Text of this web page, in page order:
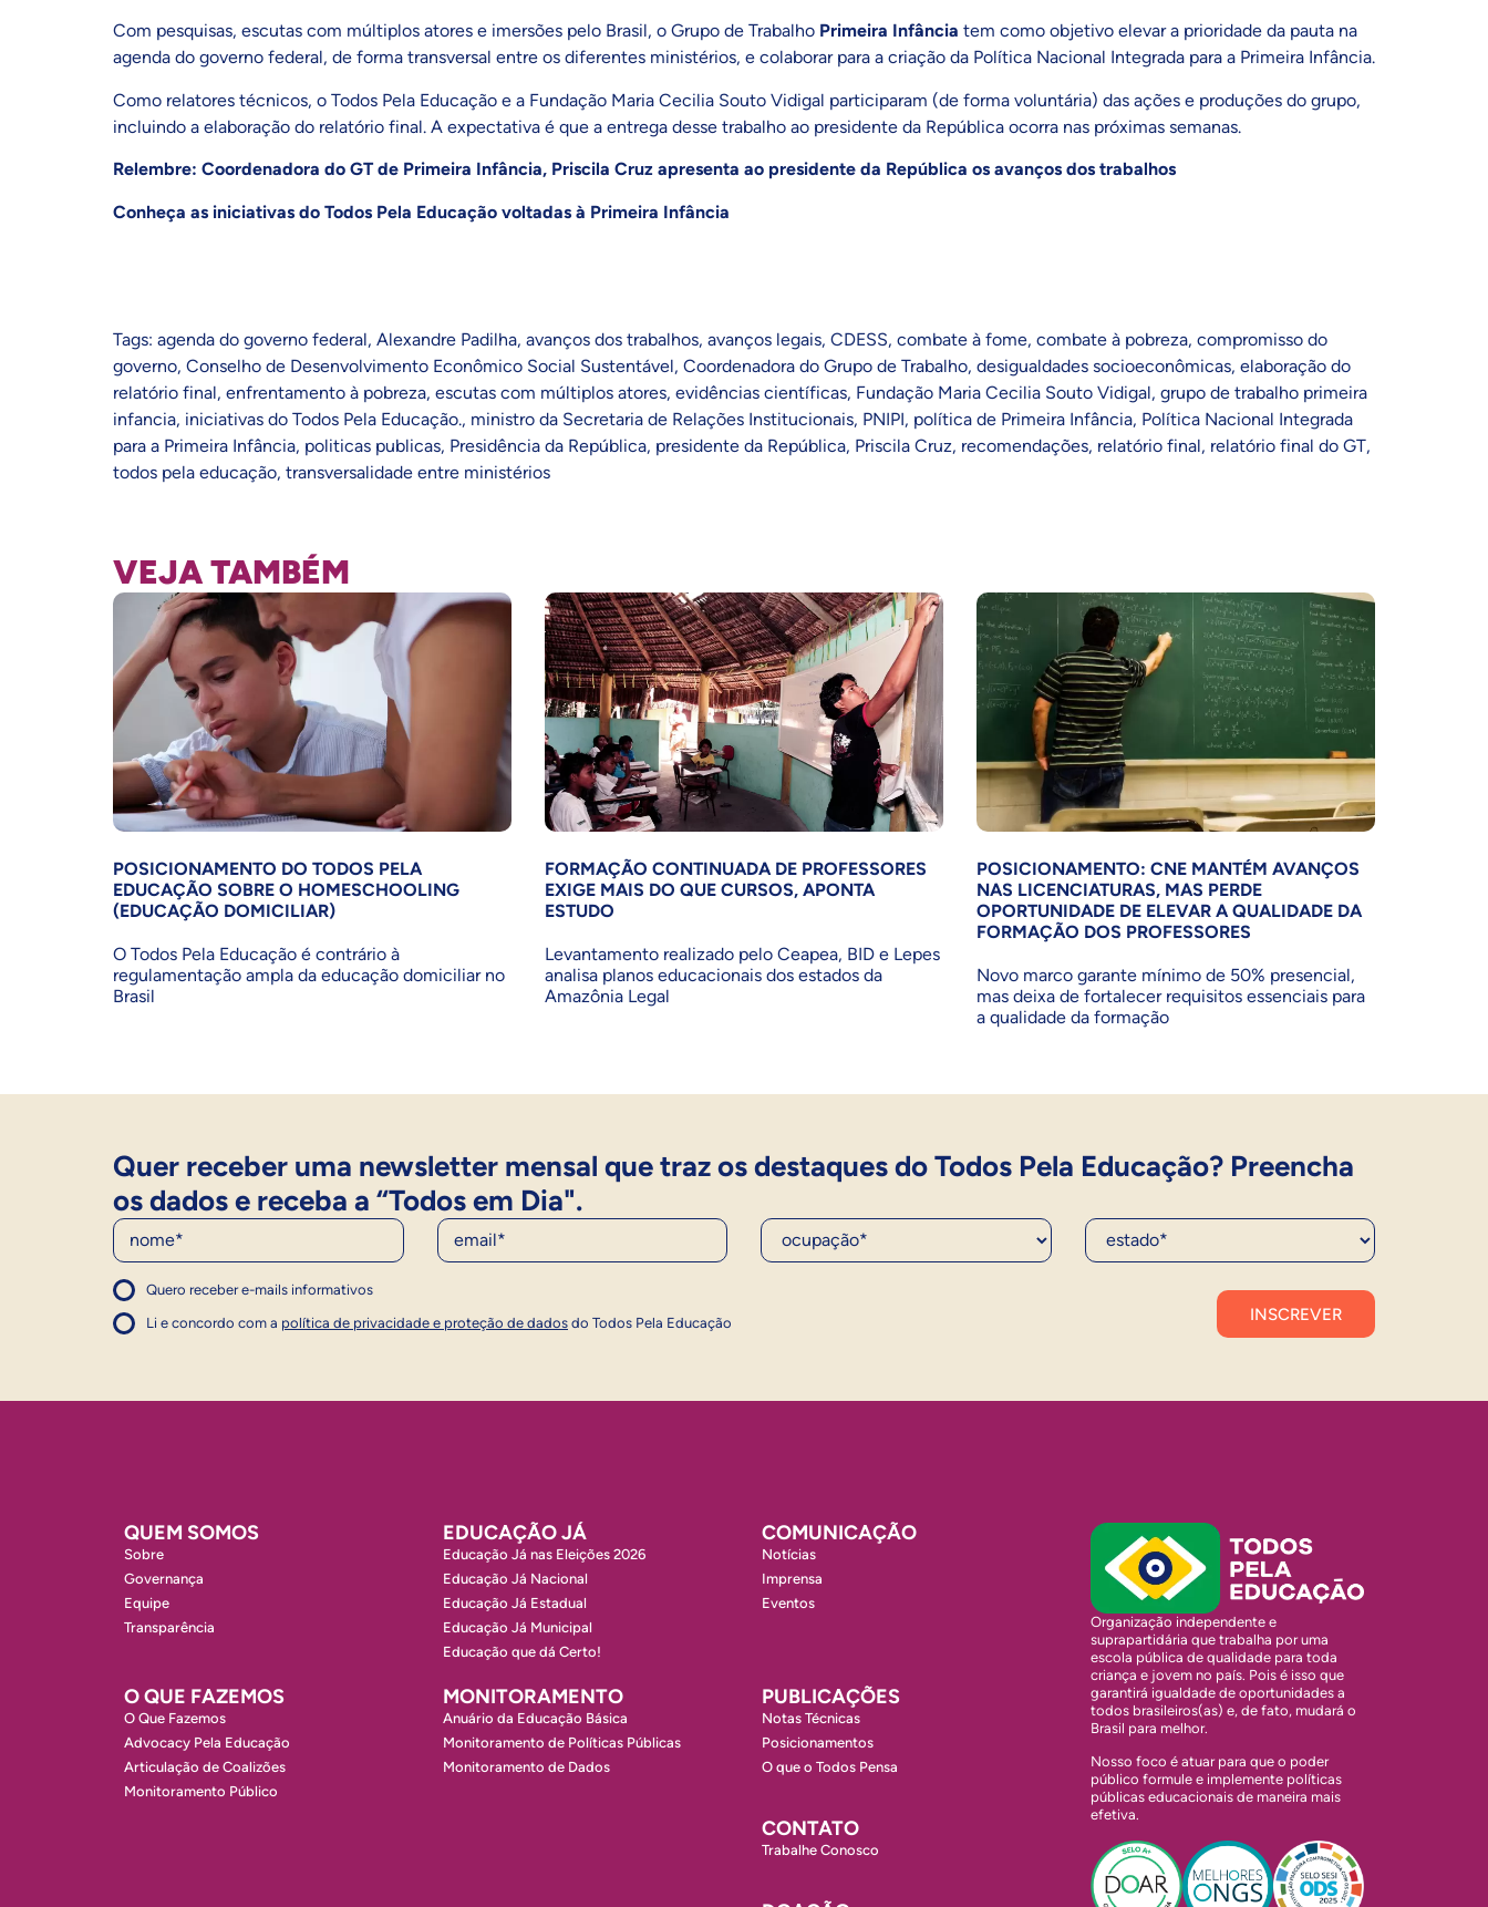
Com pesquisas, escutas com múltiplos atores e imersões pelo Brasil, o Grupo de Trabalho Primeira Infância tem como objetivo elevar a prioridade da pauta na
agenda do governo federal, de forma transversal entre os diferentes ministérios, e colaborar para a criação da Política Nacional Integrada para a Primeira Infância.
Como relatores técnicos, o Todos Pela Educação e a Fundação Maria Cecilia Souto Vidigal participaram (de forma voluntária) das ações e produções do grupo,
incluindo a elaboração do relatório final. A expectativa é que a entrega desse trabalho ao presidente da República ocorra nas próximas semanas.
Relembre: Coordenadora do GT de Primeira Infância, Priscila Cruz apresenta ao presidente da República os avanços dos trabalhos
Conheça as iniciativas do Todos Pela Educação voltadas à Primeira Infância
Tags: agenda do governo federal, Alexandre Padilha, avanços dos trabalhos, avanços legais, CDESS, combate à fome, combate à pobreza, compromisso do
governo, Conselho de Desenvolvimento Econômico Social Sustentável, Coordenadora do Grupo de Trabalho, desigualdades socioeconômicas, elaboração do
relatório final, enfrentamento à pobreza, escutas com múltiplos atores, evidências científicas, Fundação Maria Cecilia Souto Vidigal, grupo de trabalho primeira
infancia, iniciativas do Todos Pela Educação., ministro da Secretaria de Relações Institucionais, PNIPI, política de Primeira Infância, Política Nacional Integrada
para a Primeira Infância, politicas publicas, Presidência da República, presidente da República, Priscila Cruz, recomendações, relatório final, relatório final do GT,
todos pela educação, transversalidade entre ministérios
VEJA TAMBÉM
POSICIONAMENTO DO TODOS PELA
EDUCAÇÃO SOBRE O HOMESCHOOLING
(EDUCAÇÃO DOMICILIAR)
O Todos Pela Educação é contrário à
regulamentação ampla da educação domiciliar no
Brasil
FORMAÇÃO CONTINUADA DE PROFESSORES
EXIGE MAIS DO QUE CURSOS, APONTA
ESTUDO
Levantamento realizado pelo Ceapea, BID e Lepes
analisa planos educacionais dos estados da
Amazônia Legal
POSICIONAMENTO: CNE MANTÉM AVANÇOS
NAS LICENCIATURAS, MAS PERDE
OPORTUNIDADE DE ELEVAR A QUALIDADE DA
FORMAÇÃO DOS PROFESSORES
Novo marco garante mínimo de 50% presencial,
mas deixa de fortalecer requisitos essenciais para
a qualidade da formação
Quer receber uma newsletter mensal que traz os destaques do Todos Pela Educação? Preencha
os dados e receba a “Todos em Dia".
Nome E-Mail Ocupação* Estado*
Quero receber e-mails informativos
1
Concordo com a política
Concordo com a política
Li e concordo com a política de privacidade e proteção de dados do Todos Pela Educação
1
QUEM SOMOS
Sobre
Governança
Equipe
Transparência
EDUCAÇÃO JÁ
Educação Já nas Eleições 2026
Educação Já Nacional
Educação Já Estadual
Educação Já Municipal
Educação que dá Certo!
COMUNICAÇÃO
Notícias
Imprensa
Eventos
O QUE FAZEMOS
O Que Fazemos
Advocacy Pela Educação
Articulação de Coalizões
Monitoramento Público
MONITORAMENTO
Anuário da Educação Básica
Monitoramento de Políticas Públicas
Monitoramento de Dados
PUBLICAÇÕES
Notas Técnicas
Posicionamentos
O que o Todos Pensa
CONTATO
Trabalhe Conosco
Organização independente e
suprapartidária que trabalha por uma
escola pública de qualidade para toda
criança e jovem no país. Pois é isso que
garantirá igualdade de oportunidades a
todos brasileiros(as) e, de fato, mudará o
Brasil para melhor.
Nosso foco é atuar para que o poder
público formule e implemente políticas
públicas educacionais de maneira mais
efetiva.